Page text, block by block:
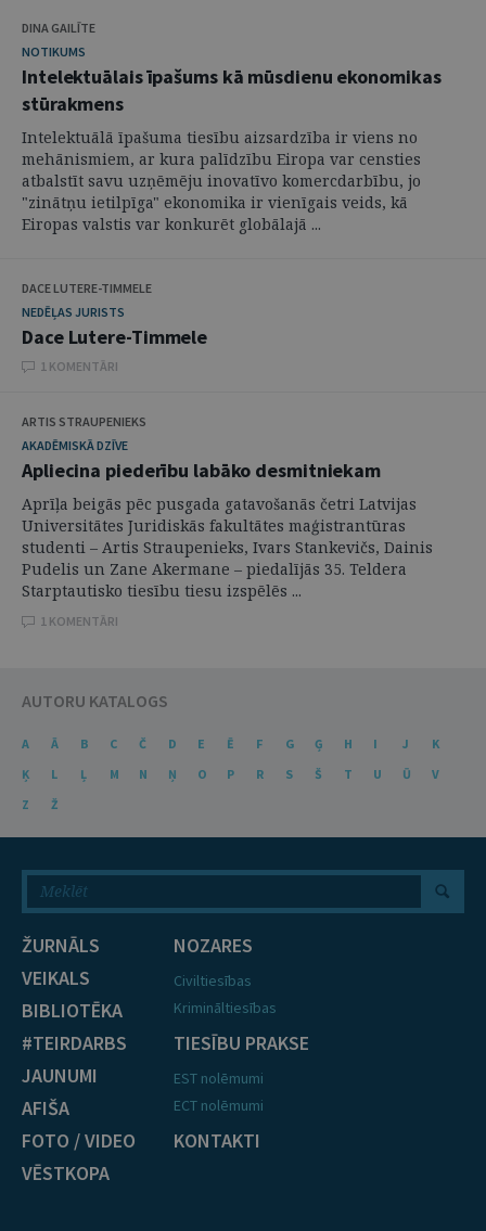
DINA GAILĪTE
NOTIKUMS
Intelektuālais īpašums kā mūsdienu ekonomikas
stūrakmens
Intelektuālā īpašuma tiesību aizsardzība ir viens no
mehānismiem, ar kura palīdzību Eiropa var censties
atbalstīt savu uzņēmēju inovatīvo komercdarbību, jo
"zinātņu ietilpīga" ekonomika ir vienīgais veids, kā
Eiropas valstis var konkurēt globālajā ...
DACE LUTERE-TIMMELE
NEDĒĻAS JURISTS
Dace Lutere-Timmele
1 KOMENTĀRI
ARTIS STRAUPENIEKS
AKADĒMISKĀ DZĪVE
Apliecina piederību labāko desmitniekam
Aprīļa beigās pēc pusgada gatavošanās četri Latvijas
Universitātes Juridiskās fakultātes maģistrantūras
studenti – Artis Straupenieks, Ivars Stankevičs, Dainis
Pudelis un Zane Akermane – piedalījās 35. Teldera
Starptautisko tiesību tiesu izspēlēs ...
1 KOMENTĀRI
AUTORU KATALOGS
A Ā B C Č D E Ē F G Ģ H I J
K
Ķ
L Ļ M N Ņ O P R S Š T U Ū
V
Z
Ž
ŽURNĀLS
VEIKALS
BIBLIOTĒKA
#TEIRDARBS
JAUNUMI
AFIŠA
FOTO / VIDEO
VĒSTKOPA
NOZARES
Civiltiesības
Krimināltiesības
TIESĪBU PRAKSE
EST nolēmumi
ECT nolēmumi
KONTAKTI